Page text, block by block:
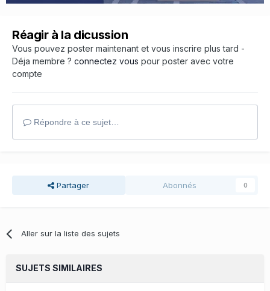
Réagir à la dicussion
Vous pouvez poster maintenant et vous inscrire plus tard -
Déja membre ? connectez vous pour poster avec votre
compte
Répondre à ce sujet…
Partager Abonnés 0
Aller sur la liste des sujets
SUJETS SIMILAIRES